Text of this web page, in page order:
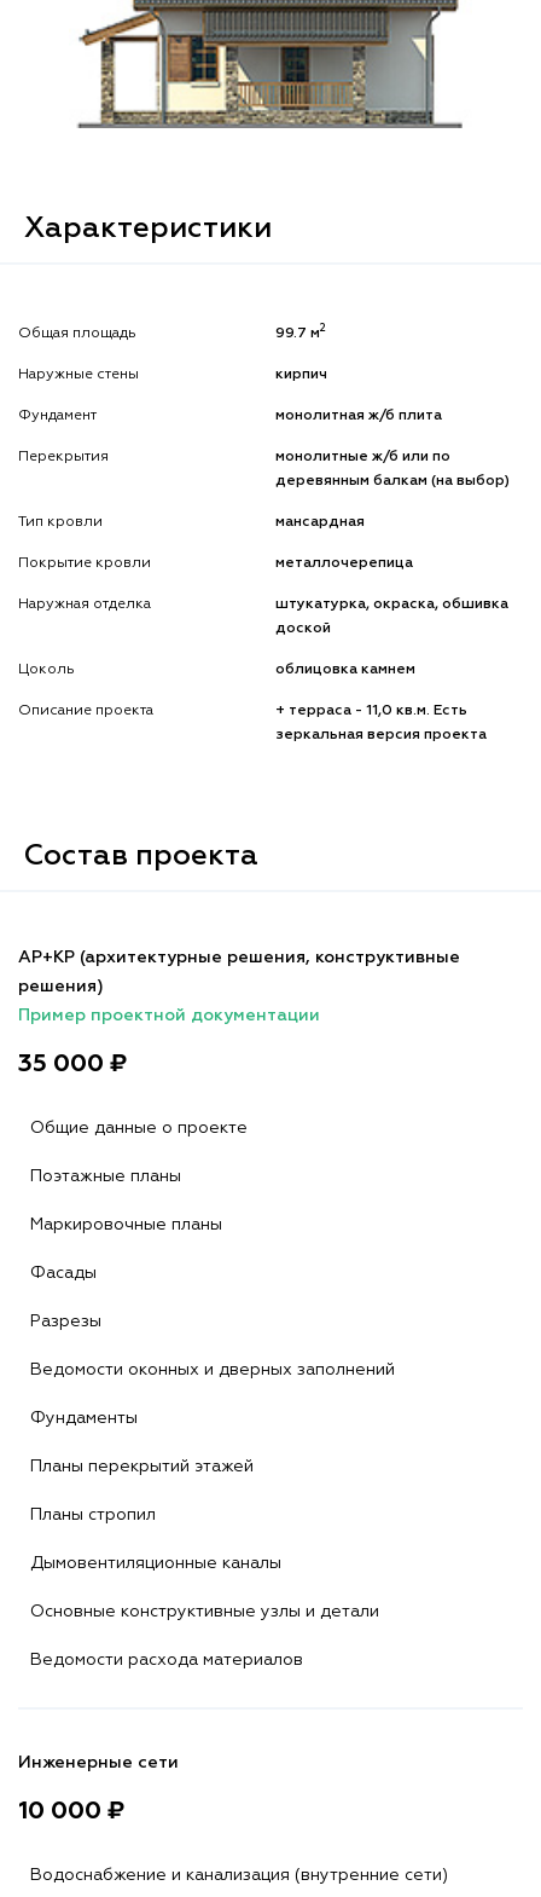
Характеристики
Общая площадь 99.7 м2
Наружные стены кирпич
Фундамент монолитная ж/б плита
Перекрытия
монолитные ж/б или по
деревянным балкам (на выбор)
Тип кровли мансардная
Покрытие кровли металлочерепица
Наружная отделка
штукатурка, окраска, обшивка
доской
Цоколь облицовка камнем
Описание проекта
+ терраса - 11,0 кв.м. Есть
зеркальная версия проекта
Состав проекта
АР+КР (архитектурные решения, конструктивные
решения)
Пример проектной документации
35 000 ₽
Общие данные о проекте
Поэтажные планы
Маркировочные планы
Фасады
Разрезы
Ведомости оконных и дверных заполнений
Фундаменты
Планы перекрытий этажей
Планы стропил
Дымовентиляционные каналы
Основные конструктивные узлы и детали
Ведомости расхода материалов
Инженерные сети
10 000 ₽
Водоснабжение и канализация (внутренние сети)